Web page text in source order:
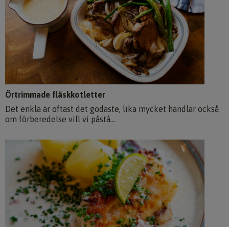
Örtrimmade fläskkotletter
Det enkla är oftast det godaste, lika mycket handlar också
om förberedelse vill vi påstå...